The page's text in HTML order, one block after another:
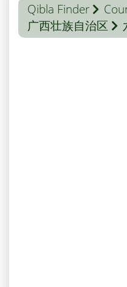
Qibla Finder
广西壮族自治区